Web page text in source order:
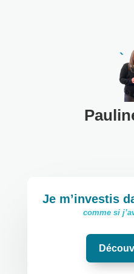
Je m’investis
comme si